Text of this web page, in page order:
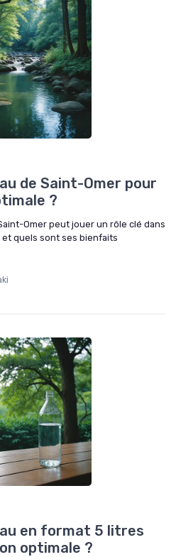
de Saint-Omer pour
?
Omer peut jouer un rôle clé dans
quels sont ses bienfaits
en format 5 litres
optimale ?